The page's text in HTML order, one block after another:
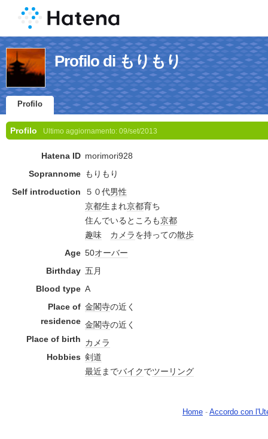
Profilo di もりもり
Profilo
Profilo Ultimo aggiornamento: 09/set/2013
Hatena ID morimori928
Soprannome もりもり
Self introduction
５０代男性
京都生まれ京都育ち
住んでいるところも京都
趣味
カメラを持っての散歩
Age 50オーバー
Birthday 五月
Blood type A
Place of
residence
金閣寺の近く
Place of birth
金閣寺の近く
Hobbies
カメラ
剣道
最近までバイクでツーリング
Home - Accordo con